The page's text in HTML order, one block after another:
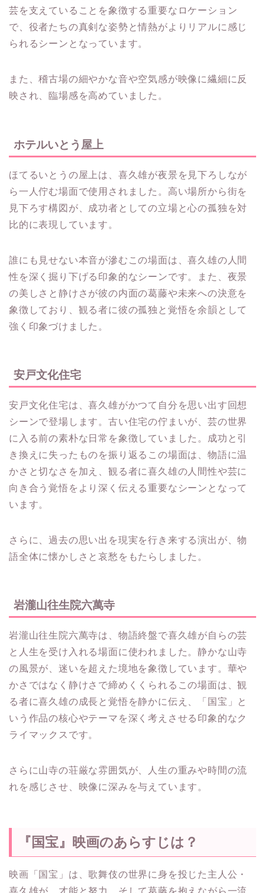
芸を支えていることを象徴する重要なロケーション
で、役者たちの真剣な姿勢と情熱がよりリアルに感じ
られるシーンとなっています。
また、稽古場の細やかな音や空気感が映像に繊細に反
映され、臨場感を高めていました。
ホテルいとう屋上
ほてるいとうの屋上は、喜久雄が夜景を見下ろしなが
ら一人佇む場面で使用されました。高い場所から街を
見下ろす構図が、成功者としての立場と心の孤独を対
比的に表現しています。
誰にも見せない本音が滲むこの場面は、喜久雄の人間
性を深く掘り下げる印象的なシーンです。また、夜景
の美しさと静けさが彼の内面の葛藤や未来への決意を
象徴しており、観る者に彼の孤独と覚悟を余韻として
強く印象づけました。
安戸文化住宅
安戸文化住宅は、喜久雄がかつて自分を思い出す回想
シーンで登場します。古い住宅の佇まいが、芸の世界
に入る前の素朴な日常を象徴していました。成功と引
き換えに失ったものを振り返るこの場面は、物語に温
かさと切なさを加え、観る者に喜久雄の人間性や芸に
向き合う覚悟をより深く伝える重要なシーンとなって
います。
さらに、過去の思い出を現実を行き来する演出が、物
語全体に懐かしさと哀愁をもたらしました。
岩瀧山往生院六萬寺
岩瀧山往生院六萬寺は、物語終盤で喜久雄が自らの芸
と人生を受け入れる場面に使われました。静かな山寺
の風景が、迷いを超えた境地を象徴しています。華や
かさではなく静けさで締めくくられるこの場面は、観
る者に喜久雄の成長と覚悟を静かに伝え、「国宝」と
いう作品の核心やテーマを深く考えさせる印象的なク
ライマックスです。
さらに山寺の荘厳な雰囲気が、人生の重みや時間の流
れを感じさせ、映像に深みを与えています。
『国宝』映画のあらすじは？
映画「国宝」は、歌舞伎の世界に身を投じた主人公・
喜久雄が、才能と努力、そして葛藤を抱えながら一流